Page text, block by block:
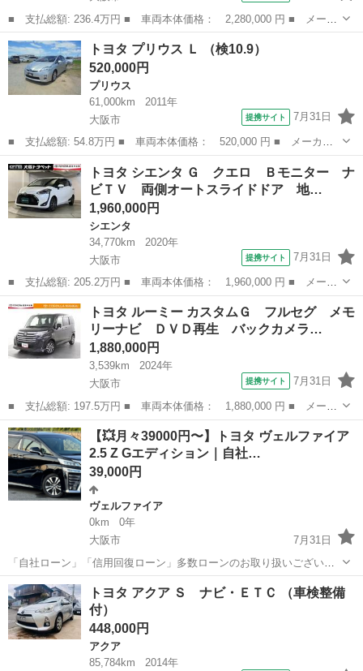
■ 支払総額: 236.4万円 ■ 車両本体価格： 2,280,000 円 ■ メーカ
ー名： トヨタ ■ 車種名： ヤリスクロス ■ グレード名： ハイ
ブリッドＧ フルセグ バックカメラ 衝突被害軽減システム ＥＴ
Ｃ ■ ...
大阪 大阪市 トヨタ
トヨタ プリウス Ｌ （検10.9）
520,000円
プリウス
61,000km
2011年
大阪市
提携サイト 7月31日
■ 支払総額: 54.8万円 ■ 車両本体価格： 520,000 円 ■ メーカー
名： トヨタ ■ 車種名： プリウス ■ グレード名： Ｌ ■ 排気
量： 1800cc ■ ドア枚数： 5D ■ ミッション： CVT ■ ...
大阪 大阪市 プリウス
トヨタ シエンタ Ｇ クエロ Ｂモニター ナ
ビＴＶ 両側オートスライドドア 地…
1,960,000円
シエンタ
34,770km
2020年
大阪市
提携サイト 7月31日
■ 支払総額: 205.2万円 ■ 車両本体価格： 1,960,000 円 ■ メーカ
ー名： トヨタ ■ 車種名： シエンタ ■ グレード名： Ｇ クエ
ロ Ｂモニター ナビＴＶ 両側オートスライドドア 地デジ パワ
ーウイン...
大阪 大阪市 シエンタ
トヨタ ルーミー カスタムＧ フルセグ メモ
リーナビ ＤＶＤ再生 バックカメラ…
1,880,000円
3,539km
2024年
大阪市
提携サイト 7月31日
■ 支払総額: 197.5万円 ■ 車両本体価格： 1,880,000 円 ■ メーカ
ー名： トヨタ ■ 車種名： ルーミー ■ グレード名： カスタム
Ｇ フルセグ メモリーナビ ＤＶＤ再生 バックカメラ 衝突被害
軽減シス...
大阪 大阪市 トヨタ
【💥月々39000円〜】トヨタ ヴェルファイア
2.5 Z Gエディション｜自社…
39,000円
ヴェルファイア
0km
0年
大阪市
7月31日
「自社ローン」「信用回復ローン」多数ローンのお取り扱いございま
す💡 ⚠当店へのお問い合わせ・審査・ご案内は、下記のLINEリンクか
らのみ受付しております⚠ 💬まずはLINE追加をしてご相談ください!!
ht...
大阪 大阪市 ヴェルファイア ローン
トヨタ アクア Ｓ ナビ・ＥＴＣ （車検整備
付）
448,000円
アクア
85,784km
2014年